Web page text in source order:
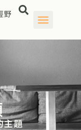
野
主題